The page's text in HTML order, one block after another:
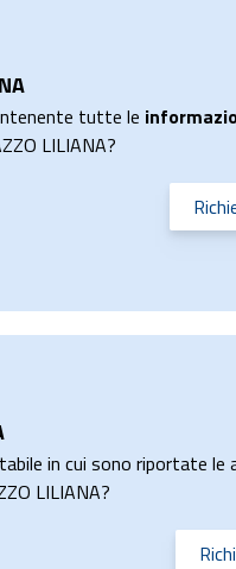
tutte le
LILIANA?
in cui sono riportate
LILIANA?